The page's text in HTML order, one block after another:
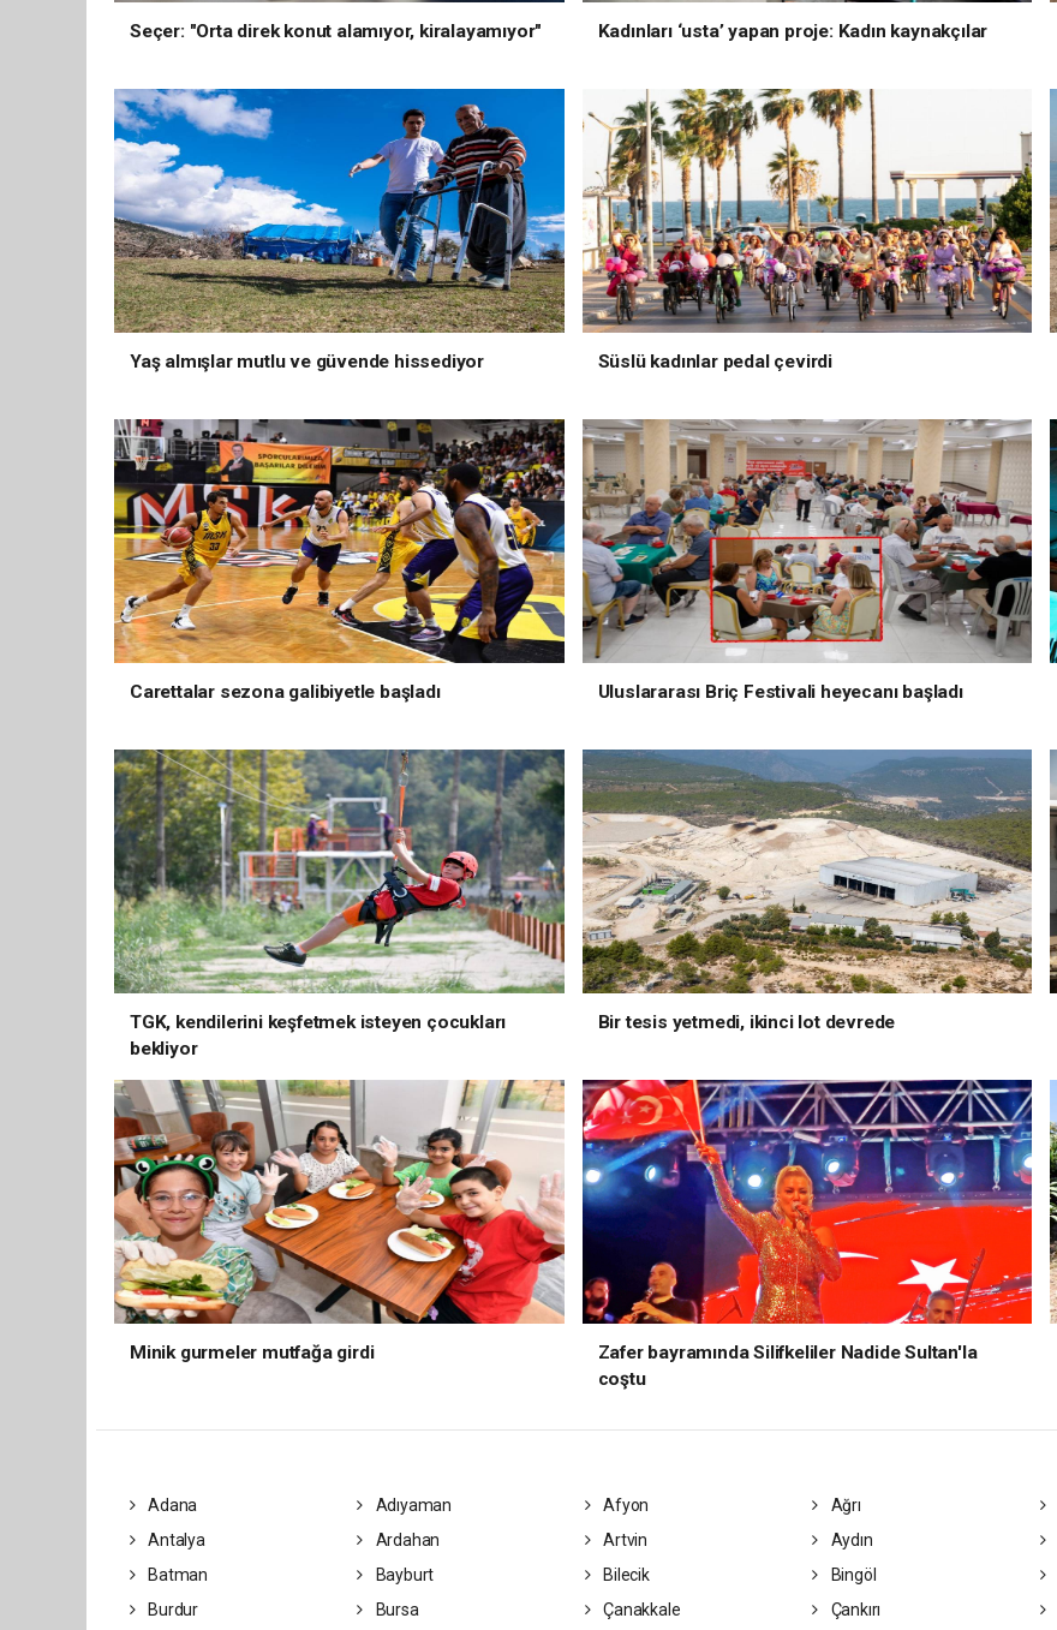
Seçer: "Orta direk konut alamıyor, kiralayamıyor" Kadınları ‘usta’ yapan proje: Kadın kaynakçılar
Yaş almışlar mutlu ve güvende hissediyor Süslü kadınlar pedal çevirdi
Carettalar sezona galibiyetle başladı Uluslararası Briç Festivali heyecanı başladı
TGK, kendilerini keşfetmek isteyen çocukları
bekliyor
Bir tesis yetmedi, ikinci lot devrede
Minik gurmeler mutfağa girdi
Zafer bayramında Silifkeliler Nadide Sultan'la
coştu
Adana Adıyaman Afyon Ağrı
Antalya
Ardahan Artvin Aydın
Batman
Bayburt Bilecik Bingöl
Burdur
Bursa Çanakkale Çankırı